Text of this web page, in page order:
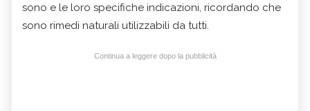
sono e le loro specifiche indicazioni, ricordando che
sono rimedi naturali utilizzabili da tutti.
Continua a leggere dopo la pubblicità